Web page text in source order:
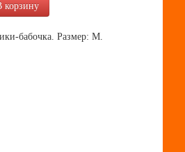
корзину
бабочка. Размер: М.